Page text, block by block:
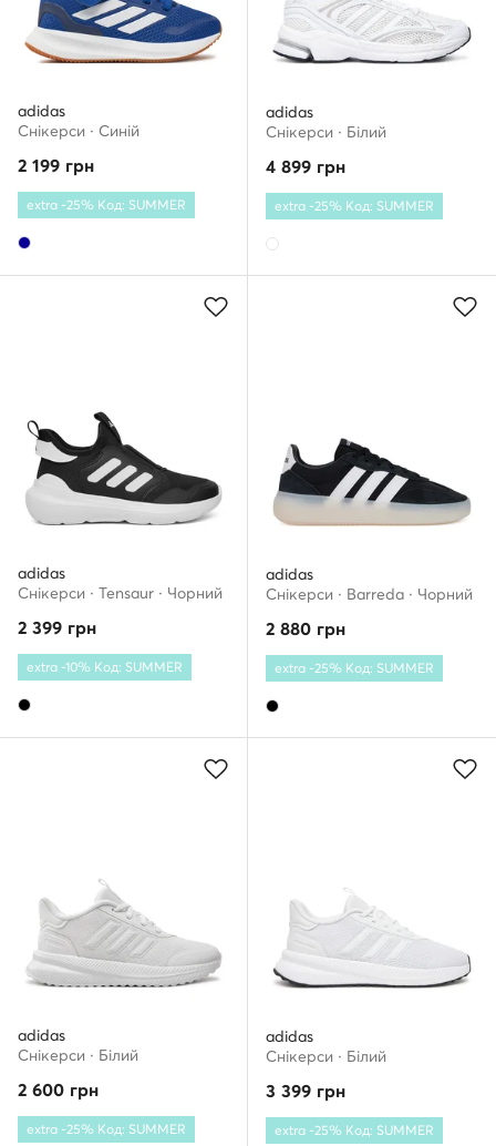
adidas
Снікерcи · Cиній
2 199 грн
extra -25% Код: SUMMER
adidas
Снікерcи · Білий
4 899 грн
extra -25% Код: SUMMER
adidas
Снікерcи · Tensaur · Чорний
2 399 грн
extra -10% Код: SUMMER
adidas
Снікерcи · Barreda · Чорний
2 880 грн
extra -25% Код: SUMMER
adidas
Снікерcи · Білий
2 600 грн
extra -25% Код: SUMMER
adidas
Снікерcи · Білий
3 399 грн
extra -25% Код: SUMMER